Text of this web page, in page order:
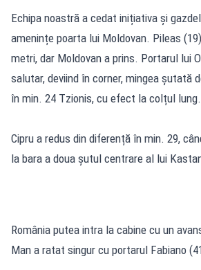
Echipa noastră a cedat inițiativa și
amenințe poarta lui Moldovan. Pileas
metri, dar Moldovan a prins. Portarul lui
salutar, deviind în corner, mingea șutată
în min. 24 Tzionis, cu efect la colțul lung.
Cipru a redus din diferență în min. 29,
la bara a doua șutul centrare al lui
România putea intra la cabine cu un
Man a ratat singur cu portarul Fabiano